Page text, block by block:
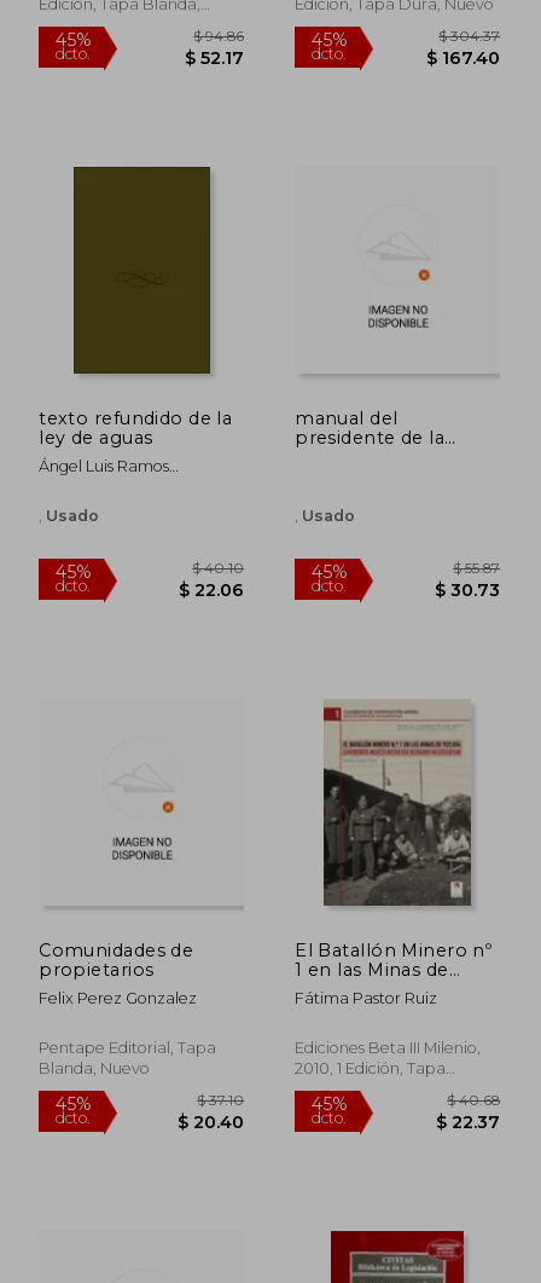
Edición, Tapa Blanda,
Nuevo
Edición, Tapa Dura, Nuevo
texto refundido de la
ley de aguas
Ángel Luis Ramos
Usado
manual del
presidente de la
Usado
45%
dcto.
Comunidades de
propietarios
Felix Perez Gonzalez
Pentape Editorial, Tapa
Blanda, Nuevo
El Batallón Minero nº
1 en las Minas de
Vizcaya: Cuadernos de
Investigación Minera
Meatze-Batailoia
Bizkaiko Meategietan:
Koadernoak (en
Español, Euskera)
Fátima Pastor Ruiz
Ediciones Beta III Milenio,
2010, 1 Edición, Tapa
Blanda, Nuevo